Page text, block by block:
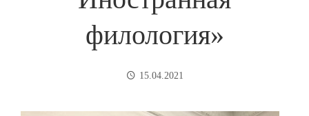
филология»
15.04.2021